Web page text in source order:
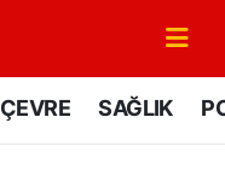
ÇEVRE SAĞLIK